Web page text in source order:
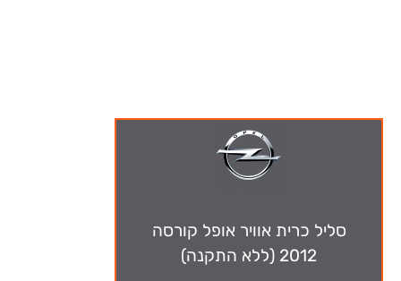
סליל כרית אוויר אופל קורסה
2012 (ללא התקנה)